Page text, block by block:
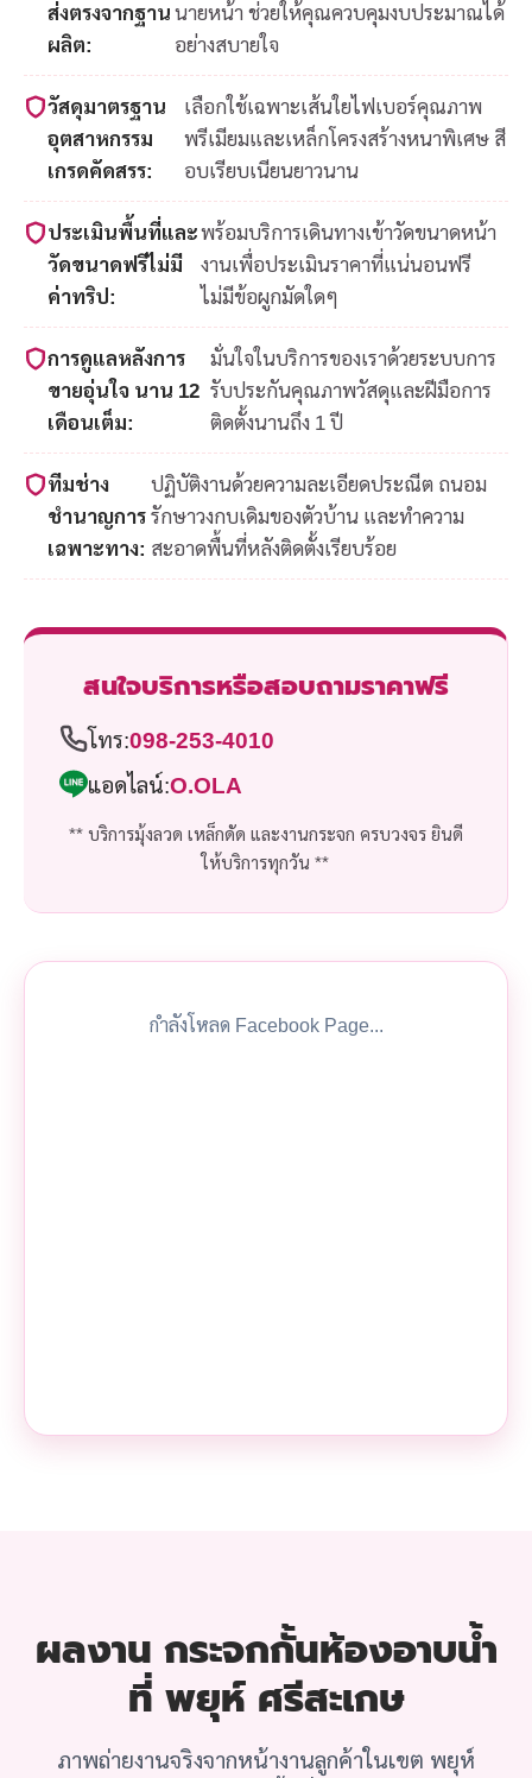
ส่งตรงจากฐาน
ผลิต:
นายหน้า ช่วยให้คุณควบคุมงบประมาณได้
อย่างสบายใจ
วัสดุมาตรฐาน
อุตสาหกรรม
เกรดคัดสรร:
เลือกใช้เฉพาะเส้นใยไฟเบอร์คุณภาพ
พรีเมียมและเหล็กโครงสร้างหนาพิเศษ สี
อบเรียบเนียนยาวนาน
ประเมินพื้นที่และ
วัดขนาดฟรีไม่มี
ค่าทริป:
พร้อมบริการเดินทางเข้าวัดขนาดหน้า
งานเพื่อประเมินราคาที่แน่นอนฟรี
ไม่มีข้อผูกมัดใดๆ
การดูแลหลังการ
ขายอุ่นใจ นาน 12
เดือนเต็ม:
มั่นใจในบริการของเราด้วยระบบการ
รับประกันคุณภาพวัสดุและฝีมือการ
ติดตั้งนานถึง 1 ปี
ทีมช่าง
ชำนาญการ
เฉพาะทาง:
ปฏิบัติงานด้วยความละเอียดประณีต ถนอม
รักษาวงกบเดิมของตัวบ้าน และทำความ
สะอาดพื้นที่หลังติดตั้งเรียบร้อย
สนใจบริการหรือสอบถามราคาฟรี
โทร:098-253-4010
แอดไลน์:O.OLA
** บริการมุ้งลวด เหล็กดัด และงานกระจก ครบวงจร ยินดี
ให้บริการทุกวัน **
กำลังโหลด Facebook Page...
ผลงาน กระจกกั้นห้องอาบน้ำ
ที่ พยุห์ ศรีสะเกษ
ภาพถ่ายงานจริงจากหน้างานลูกค้าในเขต พยุห์